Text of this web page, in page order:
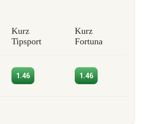
Kurz
Tipsport
Kurz
Fortuna
1.46 1.46